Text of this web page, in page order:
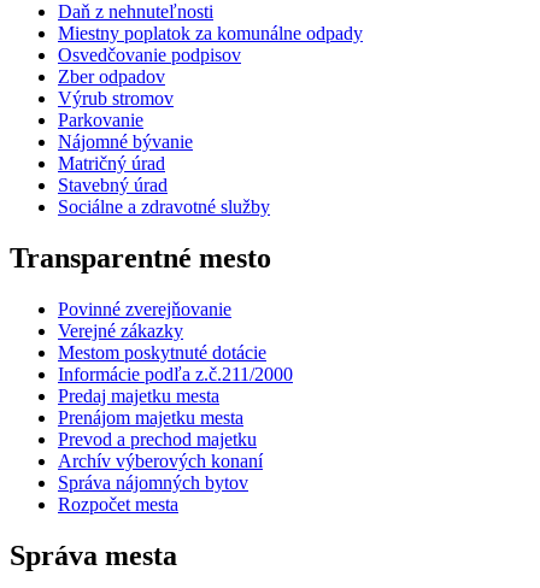
Daň z nehnuteľnosti
Miestny poplatok za komunálne odpady
Osvedčovanie podpisov
Zber odpadov
Výrub stromov
Parkovanie
Nájomné bývanie
Matričný úrad
Stavebný úrad
Sociálne a zdravotné služby
Transparentné mesto
Povinné zverejňovanie
Verejné zákazky
Mestom poskytnuté dotácie
Informácie podľa z.č.211/2000
Predaj majetku mesta
Prenájom majetku mesta
Prevod a prechod majetku
Archív výberových konaní
Správa nájomných bytov
Rozpočet mesta
Správa mesta